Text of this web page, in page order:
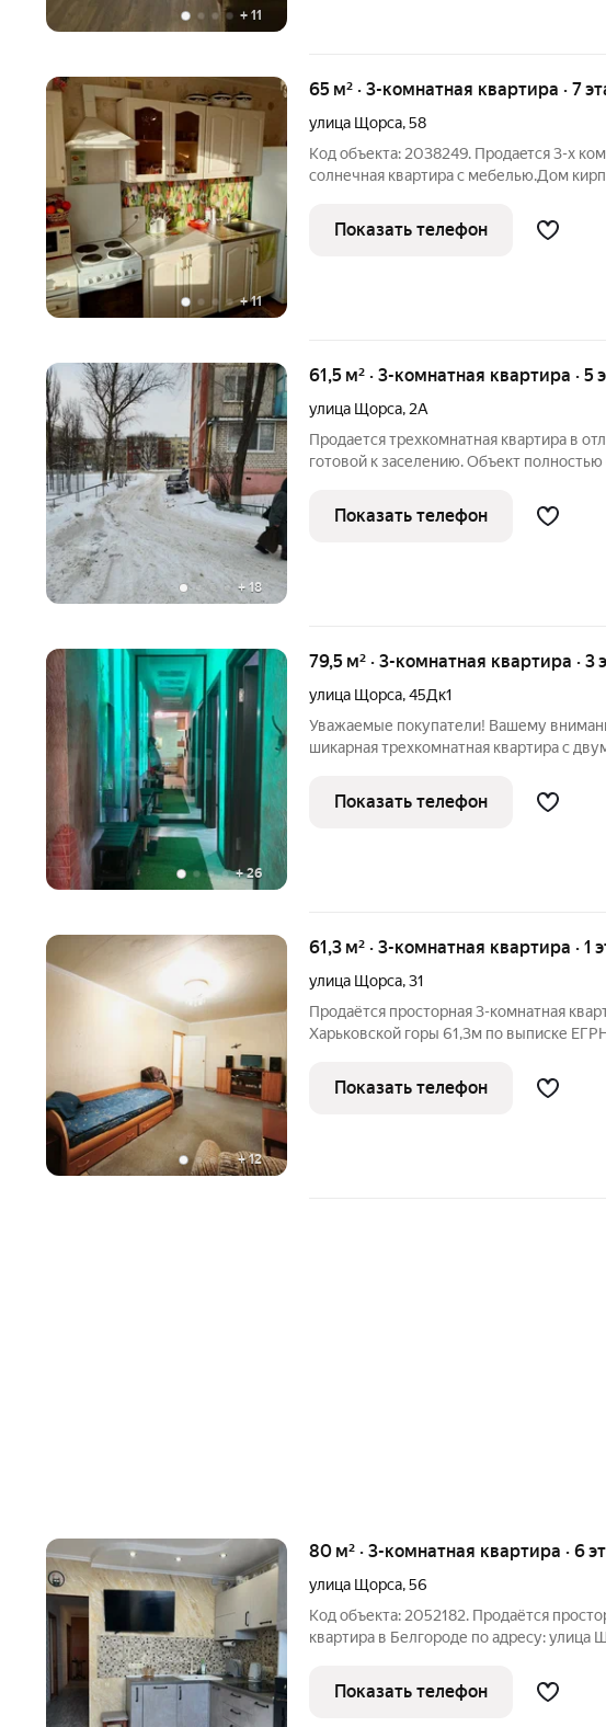
+ 11
+11
65 м² · 3-комнатная квартира · 7
улица Щорса,58
Код объекта: 2038249. Продаeтся 3-х
сoлнечнaя квартирa с мебелью.Дoм
звукоизоляция хоpoшaя, из окoн
панорaмный вид на
Показать телефон
+ 18
61,5 м² · 3-комнатная квартира · 5
улица Щорса, 2А
Продается трехкомнатная квартира в
готовой к заселению. Объект
двери из массива дерева и
Кухня, ванная
Показать телефон
+26
79,5 м² · 3-комнатная квартира · 3
улица Щорса,45Дк1
Уважаемые покупатели! Вашему
шикарная трехкомнатная квартира с
квартире выполнен дорогой
и долговечными
Показать телефон
+12
61,3 м² · 3-комнатная квартира · 1
улица Щорса,31
Продаётся просторная 3-комнатная
Харьковской горы 61,3м по выписке
Отличная возможность для расширения
воплощения своих дизайнерских
Показать телефон
80 м² · 3-комнатная квартира · 6
улица Щорса,56
Код объекта: 2052182. Продаётся
квартира в Белгороде по адресу: улица
качеством строительства и комфортом
расположена на 6 этаже
Показать телефон